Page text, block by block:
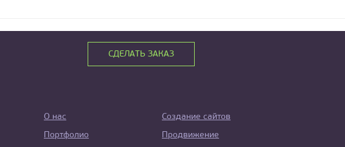
СДЕЛАТЬ ЗАКАЗ
О нас
Портфолио
Создание сайтов
Продвижение